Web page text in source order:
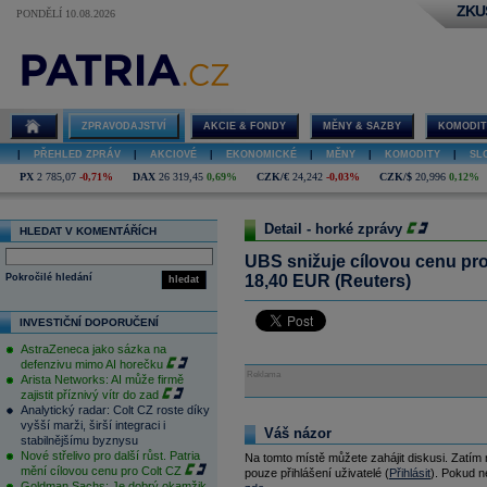
PONDĚLÍ 10.08.2026
ZPRAVODAJSTVÍ AKCIE & FONDY MĚNY & SAZBY
PŘEHLED ZPRÁV AKCIOVÉ EKONOMICKÉ MĚNY KOMODITY
PX 2 785,07 -0,71% DAX 26 319,45 0,69% CZK/€ 24,242 -0,03% CZK/$ 20,996 0,12%
HLEDAT V KOMENTÁŘÍCH
hledat
Pokročilé hledání
INVESTIČNÍ DOPORUČENÍ
AstraZeneca jako sázka na
defenzivu mimo AI horečku
Arista Networks: AI může firmě
zajistit příznivý vítr do zad
Analytický radar: Colt CZ roste díky
vyšší marži, širší integraci i
stabilnějšímu byznysu
Nové střelivo pro další růst. Patria
mění cílovou cenu pro Colt CZ
Detail - horké zprávy
UBS snižuje cílovou cenu
18,40 EUR (Reuters)
Reklama
Váš názor
Na tomto místě můžete zahájit diskusi.
pouze přihlášení uživatelé (Přihlásit). Pokud